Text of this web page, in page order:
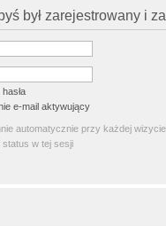
był zarejestrowany i
e-mail aktywujący
automatycznie przy każdej wizycie
status w tej sesji